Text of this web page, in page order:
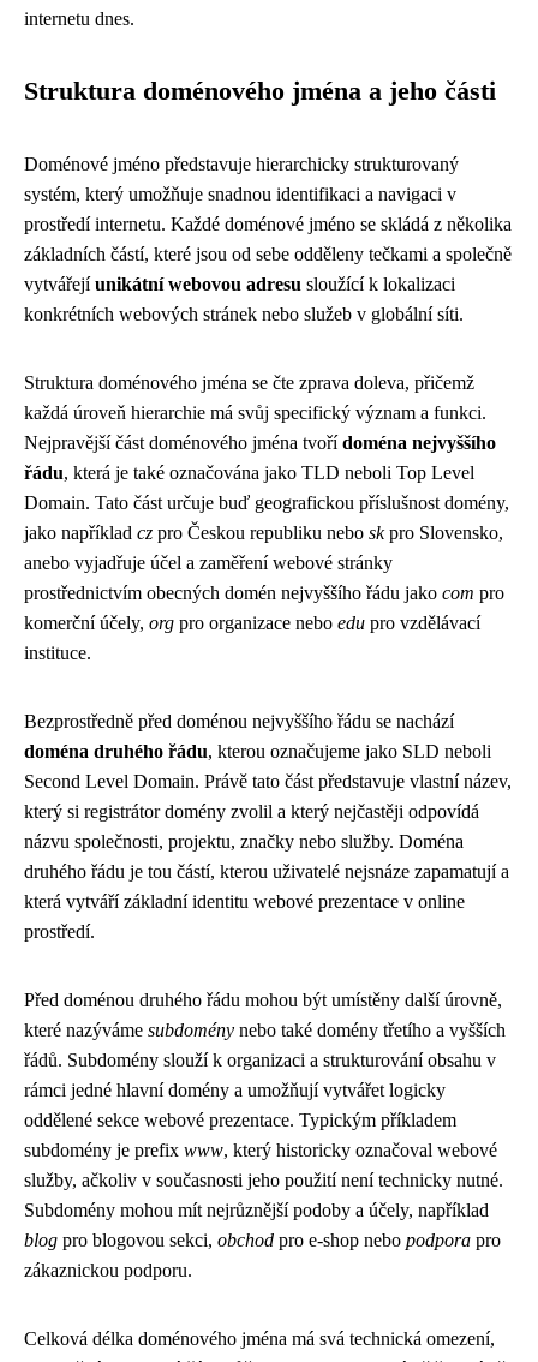
internetu dnes.
Struktura doménového jména a jeho části
Doménové jméno představuje hierarchicky strukturovaný
systém, který umožňuje snadnou identifikaci a navigaci v
prostředí internetu. Každé doménové jméno se skládá z několika
základních částí, které jsou od sebe odděleny tečkami a společně
vytvářejíunikátní webovou adresu sloužící k lokalizaci
konkrétních webových stránek nebo služeb v globální síti.
Struktura doménového jména se čte zprava doleva, přičemž
každá úroveň hierarchie má svůj specifický význam a funkci.
Nejpravější část doménového jména tvořídoména nejvyššího
řádu, která je také označována jako TLD neboli Top Level
Domain. Tato část určuje buď geografickou příslušnost domény,
jako například cz pro Českou republiku nebo skpro Slovensko,
anebo vyjadřuje účel a zaměření webové stránky
prostřednictvím obecných domén nejvyššího řádu jako com pro
komerční účely, org pro organizace nebo edu pro vzdělávací
instituce.
Bezprostředně před doménou nejvyššího řádu se nachází
doména druhého řádu, kterou označujeme jako SLD neboli
Second Level Domain. Právě tato část představuje vlastní název,
který si registrátor domény zvolil a který nejčastěji odpovídá
názvu společnosti, projektu, značky nebo služby. Doména
druhého řádu je tou částí, kterou uživatelé nejsnáze zapamatují a
která vytváří základní identitu webové prezentace v online
prostředí.
Před doménou druhého řádu mohou být umístěny další úrovně,
které nazýváme subdomény nebo také domény třetího a vyšších
řádů. Subdomény slouží k organizaci a strukturování obsahu v
rámci jedné hlavní domény a umožňují vytvářet logicky
oddělené sekce webové prezentace. Typickým příkladem
subdomény je prefix www, který historicky označoval webové
služby, ačkoliv v současnosti jeho použití není technicky nutné.
Subdomény mohou mít nejrůznější podoby a účely, například
blog pro blogovou sekci, obchod pro e-shop nebo podpora pro
zákaznickou podporu.
Celková délka doménového jména má svá technická omezení,